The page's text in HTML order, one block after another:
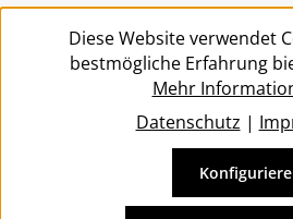
Service
Vertrag
Diese Website verwendet
bestmögliche Erfahrung
Mehr
Datenschutz |